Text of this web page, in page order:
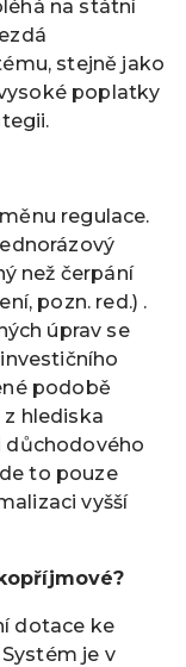
na státní
stejně jako
poplatky
regulace.
než čerpání
pozn. red.) .
úprav se
podobě
hlediska
důchodového
to pouze
vyšší
dotace ke
je v